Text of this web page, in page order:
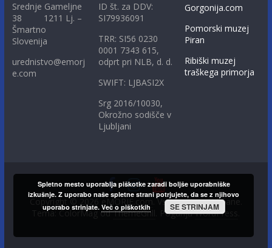
Srednje Gameljne
38 1211 Lj. –
Šmartno
Slovenija
urednistvo@emorj
e.com
ID št. za DDV:
SI79936091
TRR: SI56 0230
0001 7343 615,
odprt pri NLB, d. d.
SWIFT: LJBASI2X
Srg 2016/10030,
Okrožno sodišče v
Ljubljani
Gorgonija.com
Pomorski muzej
Piran
Ribiški muzej
traškega primorja
Copyright © 2026 eMORJE.com
. Vse pravice pridržane.
Tema: ColorMag odThemeGrill . PoganjaWordPress
Spletno mesto uporablja piškotke zaradi boljše uporabniške
izkušnje. Z uporabo naše spletne strani potrjujete, da se z njihovo
uporabo strinjate. Več o piškotkih SE STRINJAM